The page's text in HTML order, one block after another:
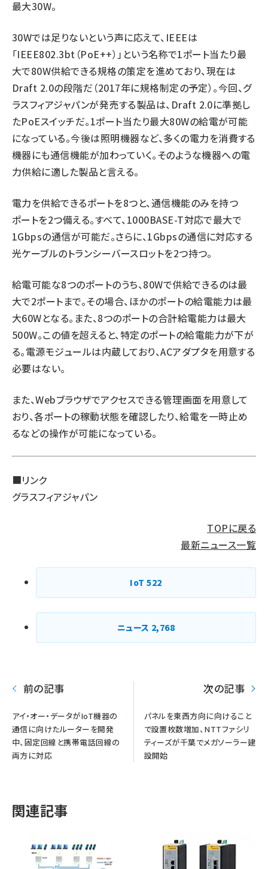
最大30W。
30Wでは足りないという声に応えて、IEEEは
「IEEE802.3bt（PoE++）」という名称で1ポート当たり最
大で80W供給できる規格の策定を進めており、現在は
Draft 2.0の段階だ（2017年に規格制定の予定）。今回、グ
ラスフィアジャパンが発売する製品は、Draft 2.0に準拠し
たPoEスイッチだ。1ポート当たり最大80Wの給電が可能
になっている。今後は照明機器など、多くの電力を消費する
機器にも通信機能が加わっていく。そのような機器への電
力供給に適した製品と言える。
電力を供給できるポートを8つと、通信機能のみを持つ
ポートを2つ備える。すべて、1000BASE-T対応で最大で
1Gbpsの通信が可能だ。さらに、1Gbpsの通信に対応する
光ケーブルのトランシーバースロットを2つ持つ。
給電可能な8つのポートのうち、80Wで供給できるのは最
大で2ポートまで。その場合、ほかのポートの給電能力は最
大60Wとなる。また、8つのポートの合計給電能力は最大
500W。この値を超えると、特定のポートの給電能力が下が
る。電源モジュールは内蔵しており、ACアダプタを用意する
必要はない。
また、Webブラウザでアクセスできる管理画面を用意して
おり、各ポートの稼動状態を確認したり、給電を一時止め
るなどの操作が可能になっている。
■リンク
グラスフィアジャパン
TOPに戻る
最新ニュース一覧
IoT522
ニュース 2,768
前の記事
アイ・オー・データがIoT機器の
通信に向けたルーターを開発
中、固定回線と携帯電話回線の
両方に対応
次の記事
パネルを東西方向に向けること
で設置枚数増加、NTTファシリ
ティーズが千葉でメガソーラー建
設開始
関連記事